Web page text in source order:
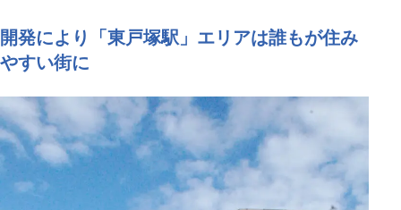
開発により「東戸塚駅」エリアは誰もが住み
やすい街に